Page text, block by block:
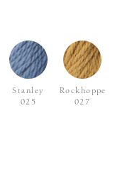
Stanley
025
Rockhopper
027